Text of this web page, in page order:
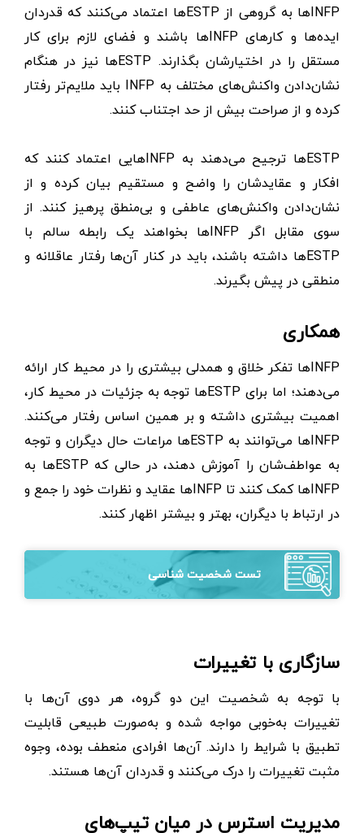
INFPها به گروهی از ESTPها اعتماد می‌کنند که قدردان
ایده‌ها و کارهای INFPها باشند و فضای لازم برای کار
مستقل را در اختیارشان بگذارند. ESTPها نیز در هنگام
نشان‌دادن واکنش‌های مختلف به INFP باید ملایم‌تر رفتار
کرده و از صراحت بیش ‌از حد اجتناب کنند.
ESTPها ترجیح می‌دهند به INFPهایی اعتماد کنند که
افکار و عقایدشان را واضح و مستقیم بیان کرده و از
نشان‌دادن واکنش‌های عاطفی و بی‌منطق پرهیز کنند. از
سوی مقابل اگر INFPها بخواهند یک رابطه سالم با
ESTPها داشته باشند، باید در کنار آن‌ها رفتار عاقلانه و
منطقی در پیش بگیرند.
همکاری
INFPها تفکر خلاق و همدلی بیشتری را در محیط کار ارائه
می‌دهند؛ اما برای ESTPها توجه به جزئیات در محیط کار،
اهمیت بیشتری داشته و بر همین اساس رفتار می‌کنند.
INFPها می‌توانند به ESTPها مراعات حال دیگران و توجه
به عواطف‌شان را آموزش دهند، در حالی که ESTPها به
INFPها کمک کنند تا INFPها عقاید و نظرات خود را جمع و
در ارتباط با دیگران، بهتر و بیشتر اظهار کنند.
تست شخصیت شناسی
سازگاری با تغییرات
با توجه به شخصیت این دو گروه، هر دوی آن‌ها با
تغییرات به‌خوبی مواجه شده و به‌صورت طبیعی قابلیت
تطبیق با شرایط را دارند. آن‌ها افرادی منعطف بوده، وجوه
مثبت تغییرات را درک می‌کنند و قدردان آن‌ها هستند.
مدیریت استرس در میان تیپ‌های